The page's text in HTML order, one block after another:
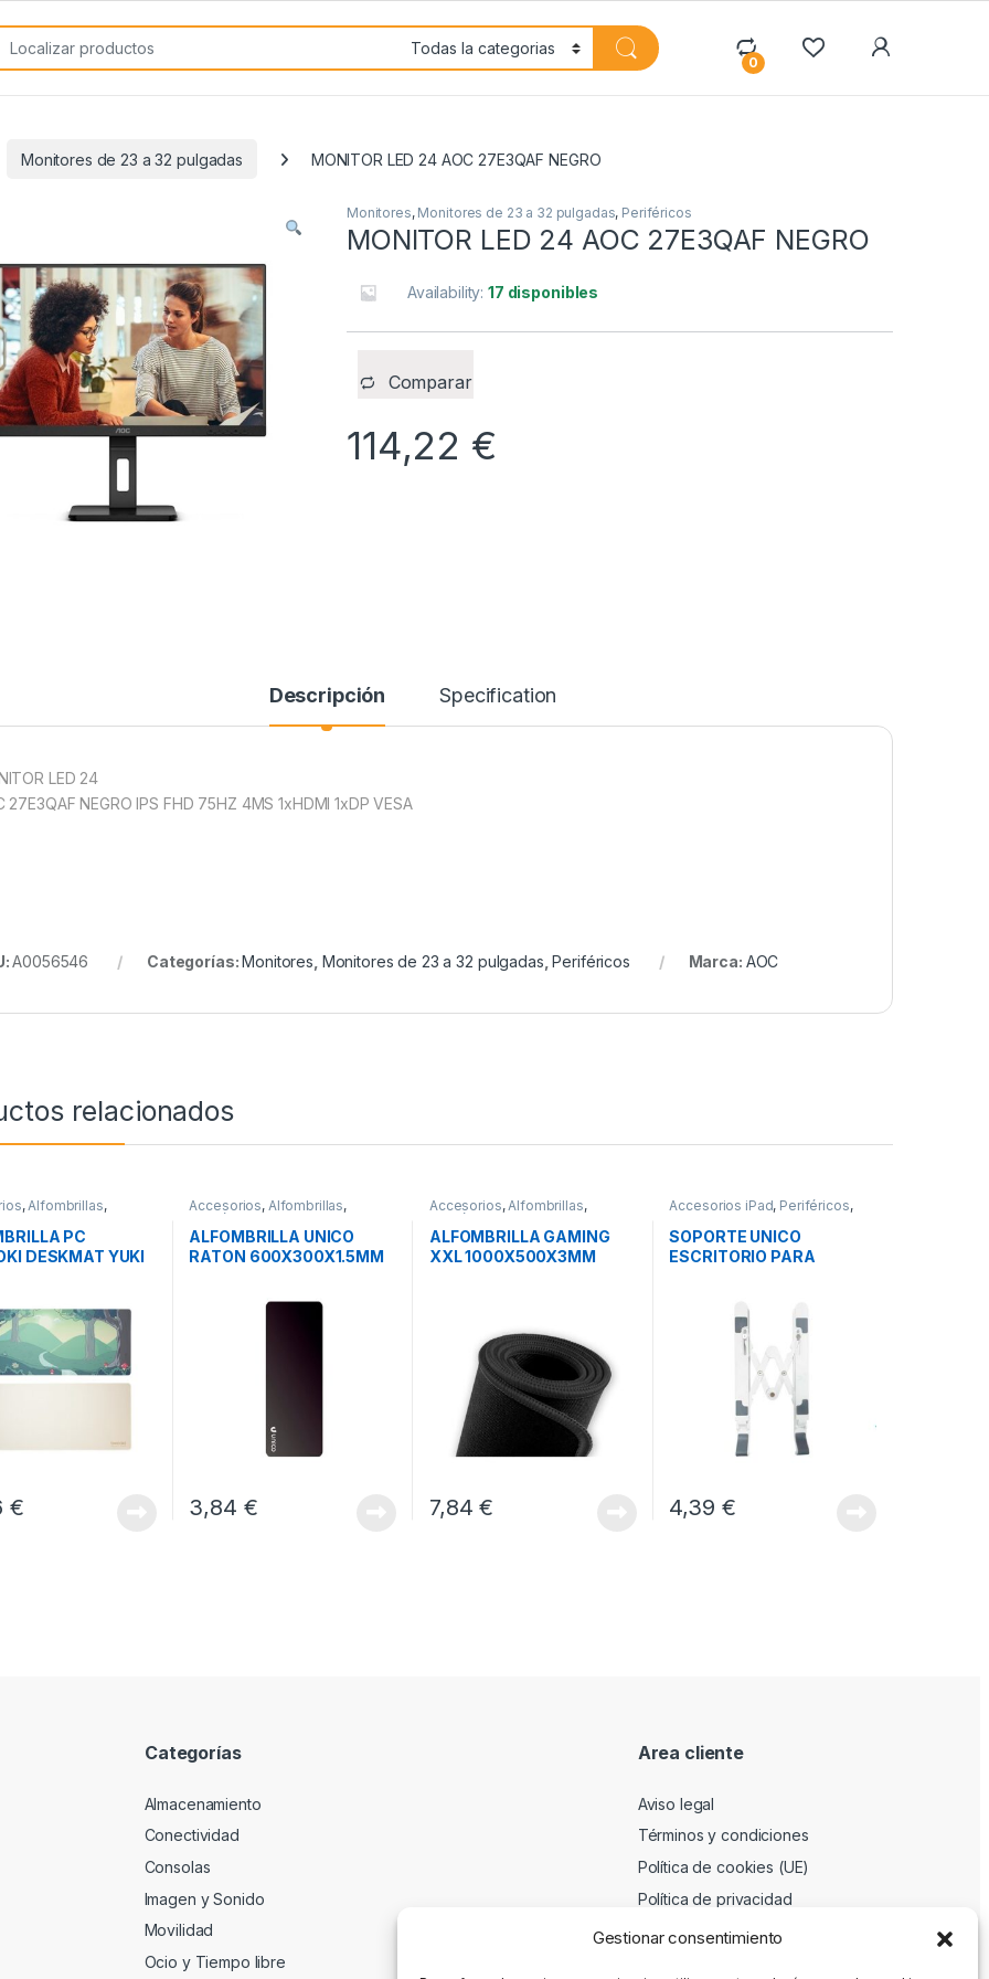
Gestionar consentimiento
for:
0
Monitores de 23 a 32 pulgadas MONITOR LED 24 AOC 27E3QAF NEGRO
Monitores, Monitores de 23 a 32 pulgadas, Periféricos
MONITOR LED 24 AOC 27E3QAF NEGRO
Availability:17 disponibles
Comparar
114,22 €
Descripción Specification
LED 24
27E3QAF NEGRO IPS FHD 75HZ 4MS 1xHDMI 1xDP VESA
A0056546 Categorías:Monitores Monitores de 23 a 32 pulgadas ,Periféricos Marca: AOC
relacionados
,Alfombrillas,
PC
DESKMAT YUKI
€
Accesorios, Alfombrillas,
Periféricos
ALFOMBRILLA UNICO
RATON 600X300X1.5MM
3,84 €
Accesorios,Alfombrillas,
Periféricos
ALFOMBRILLA GAMING
XXL 1000X500X3MM
7,84€
Accesorios iPad, Periféricos,
SOPORTE UNICO
ESCRITORIO PARA
4,39 €
Categorías
Almacenamiento
Conectividad
Consolas
Imagen y Sonido
Movilidad
Ocio y Tiempo libre
Area cliente
Aviso legal
Términos y condiciones
Política de cookies (UE)
Política de privacidad